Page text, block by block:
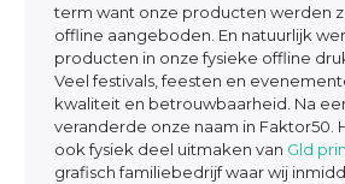
term want onze producten werden
offline aangeboden. En natuurlijk
producten in onze fysieke offline
Veel festivals, feesten en
kwaliteit en betrouwbaarheid. Na
veranderde onze naam in Faktor50.
ook fysiek deel uitmaken van Gld
grafisch familiebedrijf waar wij